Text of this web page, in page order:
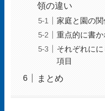
領の違い
家庭と園の関
重点的に書
それぞれに
項目
まとめ